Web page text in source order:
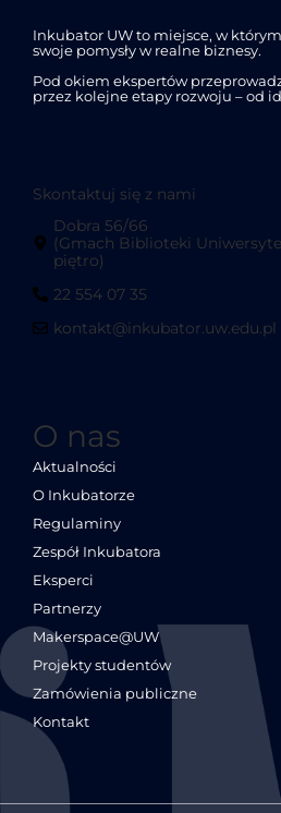
Inkubator UW to miejsce, w
swoje pomysły w realne biznesy.
Pod okiem ekspertów
przez kolejne etapy rozwoju – od
Skontaktuj się z nami
Dobra 56/66
(Gmach Biblioteki
piętro)
22 554 07 35
kontakt@inkubator.uw.edu.pl
O nas
Aktualności
O Inkubatorze
Regulaminy
Zespół Inkubatora
Eksperci
Partnerzy
Makerspace@UW
Projekty studentów
Zamówienia publiczne
Kontakt